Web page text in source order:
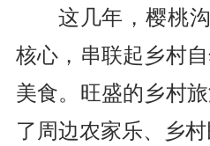
这几年，樱桃
核心，串联起乡村
美食。旺盛的乡村
了周边农家乐、乡村